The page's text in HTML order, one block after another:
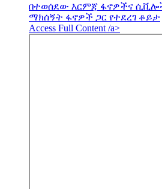
በተወሰደው እርምጃ ፋኖዎችና
ማክሰኝት ፋኖዎች ጋር የተደረገ ቆይታ
Access Full Content /a>